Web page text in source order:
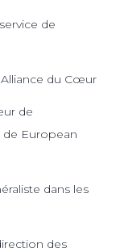
de
du Cœur
de
de European
dans les
des